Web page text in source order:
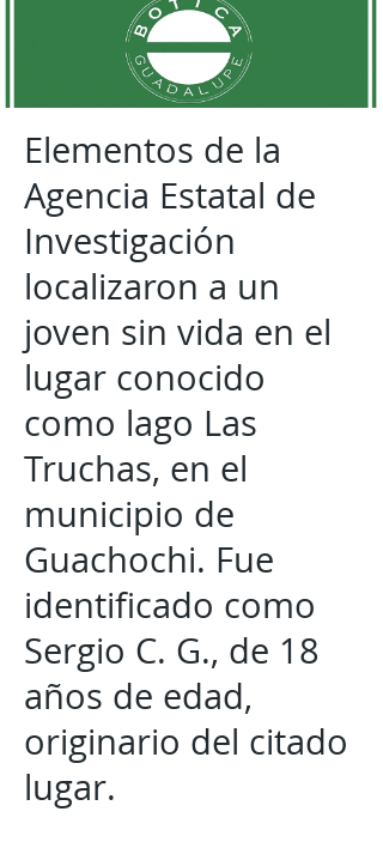
Elementos de la
Agencia Estatal de
Investigación
localizaron a un
joven sin vida en el
lugar conocido
como lago Las
Truchas, en el
municipio de
Guachochi. Fue
identificado como
Sergio C. G., de 18
años de edad,
originario del citado
lugar.